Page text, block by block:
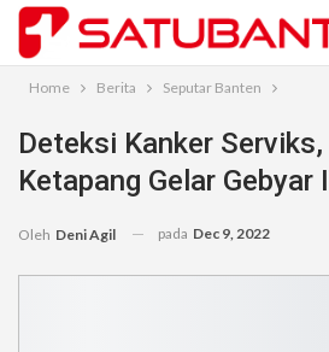
Home Berita Seputar Banten
Deteksi Kanker
Ketapang Gelar Gebyar
Oleh Deni Agil pada Dec 9, 2022